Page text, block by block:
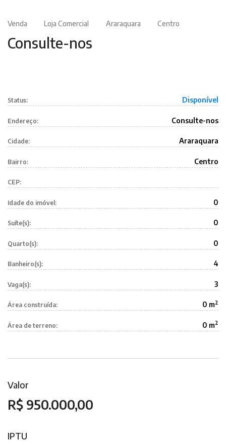
Venda Loja Comercial Araraquara Centro
Consulte-nos
Status: Disponível
Endereço: Consulte-nos
Cidade: Araraquara
Bairro: Centro
CEP:
Idade do imóvel: 0
Suíte(s): 0
Quarto(s): 0
Banheiro(s): 4
Vaga(s): 3
Área construída: 0 m2
Área de terreno: 0 m2
Valor
R$ 950.000,00
IPTU